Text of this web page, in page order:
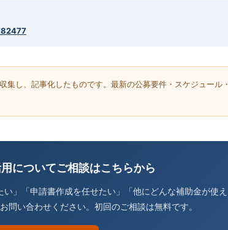
集し、記事化したものです。最新の公募要件・スケジュール・
についてご相談はこちらから
い」「申請書作成を任せたい」「他にどんな補助金が使え
問い合わせください。初回のご相談は無料です。